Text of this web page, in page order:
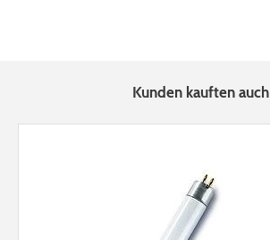
Kunden kauften auch